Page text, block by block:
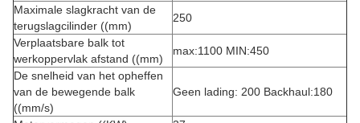
Maximale slagkracht van de
terugslagcilinder ((mm)
250
Verplaatsbare balk tot
werkoppervlak afstand ((mm)
max:1100 MIN:450
De snelheid van het opheffen
van de bewegende balk
((mm/s)
Geen lading: 200 Backhaul:180